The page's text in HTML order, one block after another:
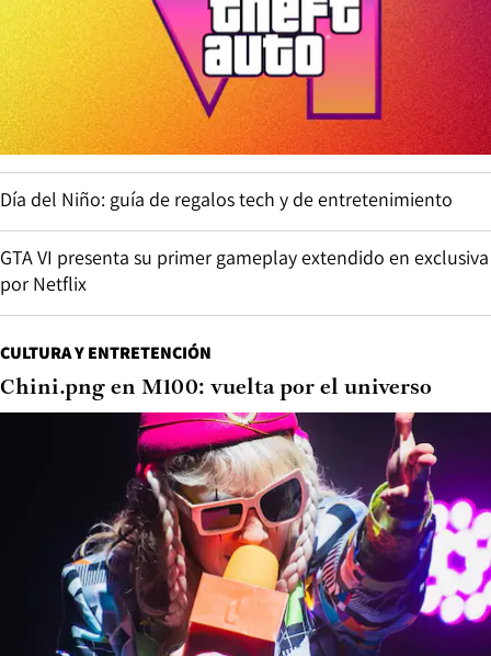
Día del Niño: guía de regalos tech y de entretenimiento
GTA VI presenta su primer gameplay extendido en exclusiva
por Netflix
CULTURA Y ENTRETENCIÓN
Chini.png en M100: vuelta por el universo